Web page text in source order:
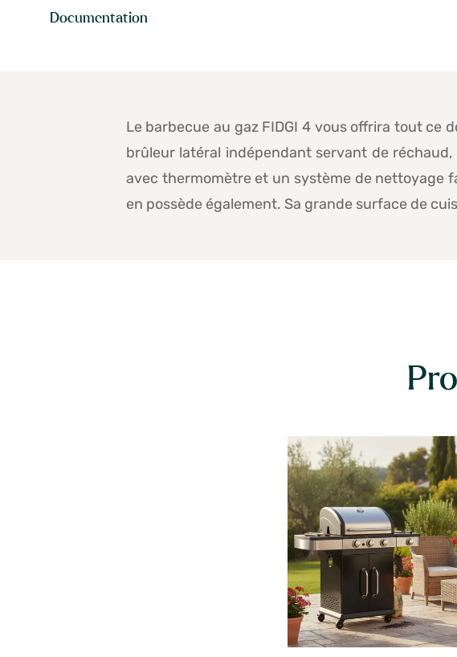
Documentation
Le barbecue au gaz FIDGI 4 vous offrira tout
brûleur latéral indépendant servant de
avec thermomètre et un système de nettoyage
en possède également. Sa grande surface de